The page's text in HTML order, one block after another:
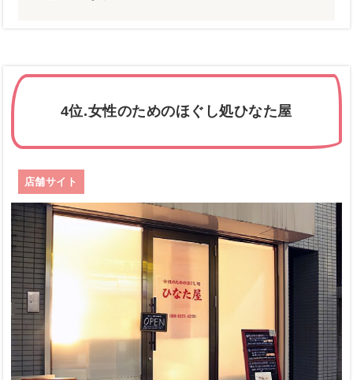
4位.女性のためのほぐし処ひなた屋
店舗サイト